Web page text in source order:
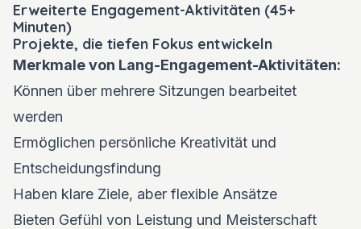
Erweiterte Engagement-Aktivitäten (45+
Minuten)
Projekte, die tiefen Fokus entwickeln
Merkmale von Lang-Engagement-Aktivitäten:
Können über mehrere Sitzungen bearbeitet
werden
Ermöglichen persönliche Kreativität und
Entscheidungsfindung
Haben klare Ziele, aber flexible Ansätze
Bieten Gefühl von Leistung und Meisterschaft